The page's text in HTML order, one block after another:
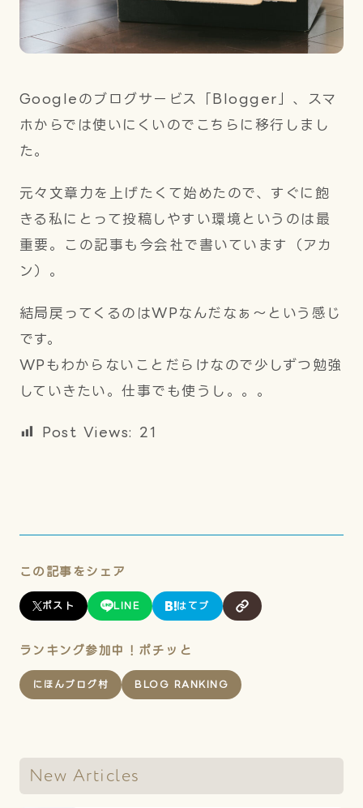
Googleのブログサービス「Blogger」、スマ
ホからでは使いにくいのでこちらに移行しまし
た。
元々文章力を上げたくて始めたので、すぐに飽
きる私にとって投稿しやすい環境というのは最
重要。この記事も今会社で書いています（アカ
ン）。
結局戻ってくるのはWPなんだなぁ～という感じ
です。
WPもわからないことだらけなので少しずつ勉強
していきたい。仕事でも使うし。。。
Post Views: 21
この記事をシェア
ポスト LINE はてブ
ランキング参加中！ポチッと
にほんブログ村 BLOG RANKING
New Articles